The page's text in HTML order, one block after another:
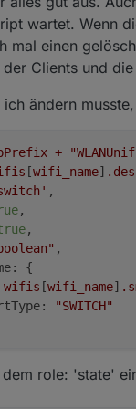
vorallem ein
welches abläuft nach dieser zeit oder wenn ein controller restart war -
laufen bringen - also
bitte auch testen, ob
beiden fällen sollte
möchtest du etwas
bitte auch vouchers
wenn du mal das
sonoffs ewig
kannst du dir dann
einstellen) werden
hoffe der test fällt
wartet. Wenn
mal einen
Clients und
ändern
+
[wifi_name]
,
,
,
,
{
wifis [wifi_name]
"SWITCH"
role: 'state'